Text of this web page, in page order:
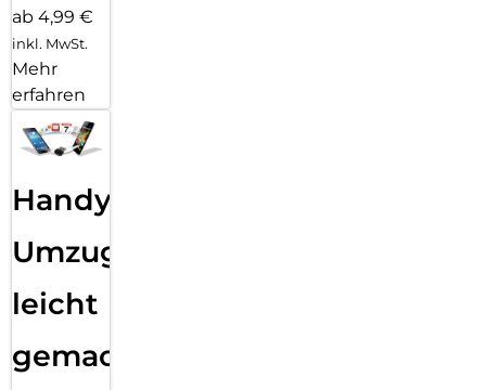
ab 4,99 €
inkl. MwSt.
Mehr
erfahren
Handy
Umzug
leicht
gemacht!